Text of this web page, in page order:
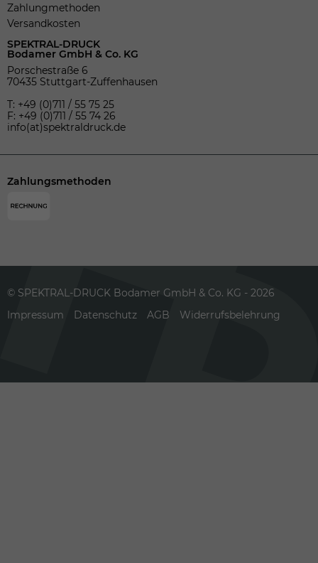
Zahlungmethoden
Versandkosten
SPEKTRAL-DRUCK
Bodamer GmbH & Co. KG
Porschestraße 6
70435 Stuttgart-Zuffenhausen
T: +49 (0)711 / 55 75 25
F: +49 (0)711 / 55 74 26
info(at)spektraldruck.de
Zahlungsmethoden
© SPEKTRAL-DRUCK Bodamer GmbH & Co. KG - 2026
Impressum
Datenschutz AGB Widerrufsbelehrung